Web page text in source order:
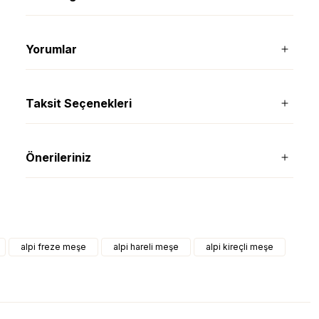
Yorumlar
Taksit Seçenekleri
Önerileriniz
alpi freze meşe alpi hareli meşe alpi kireçli meşe